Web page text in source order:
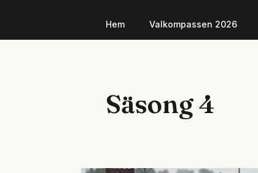
Hem Valkompassen 2026
Säsong 4